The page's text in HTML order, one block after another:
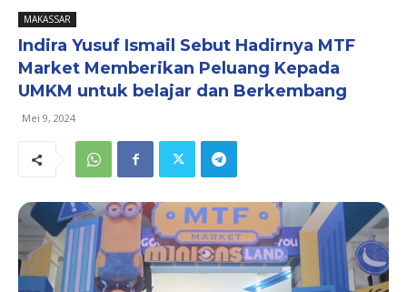
MAKASSAR
Indira Yusuf Ismail Sebut Hadirnya MTF
Market Memberikan Peluang Kepada
UMKM untuk belajar dan Berkembang
Mei 9, 2024